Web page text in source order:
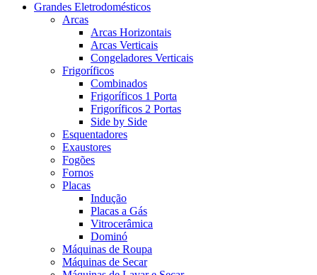
Grandes Eletrodomésticos
Arcas
Arcas Horizontais
Arcas Verticais
Congeladores Verticais
Frigoríficos
Combinados
Frigoríficos 1 Porta
Frigoríficos 2 Portas
Side by Side
Esquentadores
Exaustores
Fogões
Fornos
Placas
Indução
Placas a Gás
Vitrocerâmica
Dominó
Máquinas de Roupa
Máquinas de Secar